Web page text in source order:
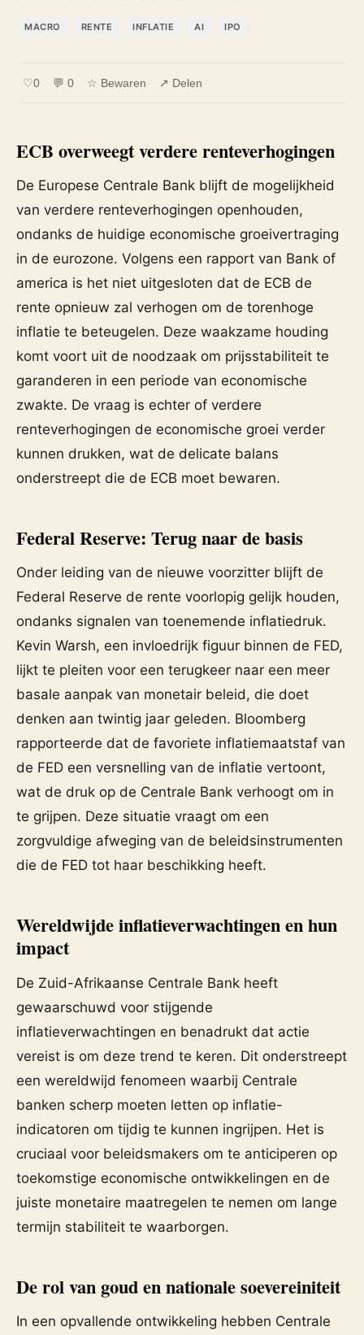
MACRO RENTE INFLATIE AI IPO
♡0 💬 0 ☆ Bewaren ↗ Delen
ECB overweegt verdere renteverhogingen
De Europese Centrale Bank blijft de mogelijkheid
van verdere renteverhogingen openhouden,
ondanks de huidige economische groeivertraging
in de eurozone. Volgens een rapport van Bank of
america is het niet uitgesloten dat de ECB de
rente opnieuw zal verhogen om de torenhoge
inflatie te beteugelen. Deze waakzame houding
komt voort uit de noodzaak om prijsstabiliteit te
garanderen in een periode van economische
zwakte. De vraag is echter of verdere
renteverhogingen de economische groei verder
kunnen drukken, wat de delicate balans
onderstreept die de ECB moet bewaren.
Federal Reserve: Terug naar de basis
Onder leiding van de nieuwe voorzitter blijft de
Federal Reserve de rente voorlopig gelijk houden,
ondanks signalen van toenemende inflatiedruk.
Kevin Warsh, een invloedrijk figuur binnen de FED,
lijkt te pleiten voor een terugkeer naar een meer
basale aanpak van monetair beleid, die doet
denken aan twintig jaar geleden. Bloomberg
rapporteerde dat de favoriete inflatiemaatstaf van
de FED een versnelling van de inflatie vertoont,
wat de druk op de Centrale Bank verhoogt om in
te grijpen. Deze situatie vraagt om een
zorgvuldige afweging van de beleidsinstrumenten
die de FED tot haar beschikking heeft.
Wereldwijde inflatieverwachtingen en hun
impact
De Zuid-Afrikaanse Centrale Bank heeft
gewaarschuwd voor stijgende
inflatieverwachtingen en benadrukt dat actie
vereist is om deze trend te keren. Dit onderstreept
een wereldwijd fenomeen waarbij Centrale
banken scherp moeten letten op inflatie-
indicatoren om tijdig te kunnen ingrijpen. Het is
cruciaal voor beleidsmakers om te anticiperen op
toekomstige economische ontwikkelingen en de
juiste monetaire maatregelen te nemen om lange
termijn stabiliteit te waarborgen.
De rol van goud en nationale soevereiniteit
In een opvallende ontwikkeling hebben Centrale